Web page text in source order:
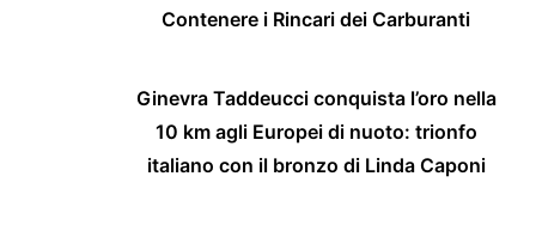
Contenere i Rincari dei Carburanti
Ginevra Taddeucci conquista l’oro nella
10 km agli Europei di nuoto: trionfo
italiano con il bronzo di Linda Caponi